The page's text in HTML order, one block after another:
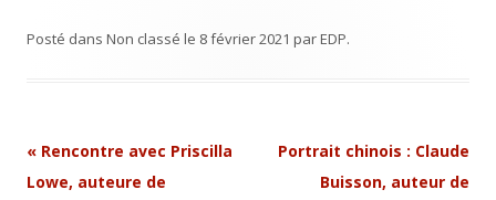
Posté dans Non classé le 8 février 2021 parEDP.
Navigation
Article
« Rencontre avec Priscilla
Lowe, auteure de
Portrait chinois : Claude
Buisson, auteur de